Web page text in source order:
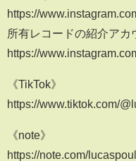
https://
所有レコードの紹介アカ
https://
《TikTok》
https://www.tiktok.com/
《note》
https://note.com/